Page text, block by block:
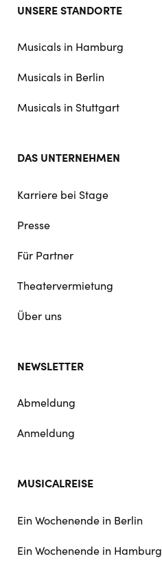
doormat
UNSERE STANDORTE
Musicals in Hamburg
Musicals in Berlin
Musicals in Stuttgart
DAS UNTERNEHMEN
Karriere bei Stage
Presse
Für Partner
Theatervermietung
Über uns
NEWSLETTER
Abmeldung
Anmeldung
MUSICALREISE
Ein Wochenende in Berlin
Ein Wochenende in Hamburg